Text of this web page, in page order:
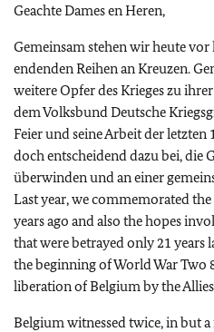
Geachte Dames en Heren,
Gemeinsam stehen wir heute
endenden Reihen an Kreuzen.
weitere Opfer des Krieges zu
dem Volksbund Deutsche
Feier und seine Arbeit der letzten
doch entscheidend dazu bei, die
überwinden und an einer
Last year, we commemorated
years ago and also the hopes
that were betrayed only 21 years
the beginning of World War Two
liberation of Belgium by the Allies
Belgium witnessed twice, in but a